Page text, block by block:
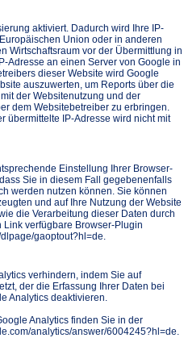
aktiviert. Dadurch wird Ihre IP-
Union oder in anderen
Wirtschaftsraum vor der Übermittlung in
Adresse an einen Server von Google in
dieser Website wird Google
auszuwerten, um Reports über die
der Websitenutzung und der
dem Websitebetreiber zu erbringen.
übermittelte IP-Adresse wird nicht mit
Einstellung Ihrer Browser-
Sie in diesem Fall gegebenenfalls
werden nutzen können. Sie können
und auf Ihre Nutzung der Website
die Verarbeitung dieser Daten durch
verfügbare Browser-Plugin
gaoptout?hl=de.
verhindern, indem Sie auf
der die Erfassung Ihrer Daten bei
Analytics deaktivieren.
Analytics finden Sie in der
analytics/answer/6004245?hl=de.